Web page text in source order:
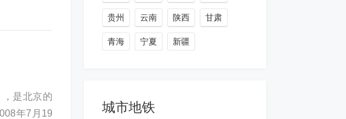
是北京的
年7月19
贵州 云南 陕西 甘肃
青海 宁夏 新疆
城市地铁